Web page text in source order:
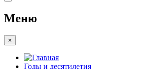
Меню
×
Годы и десятилетия